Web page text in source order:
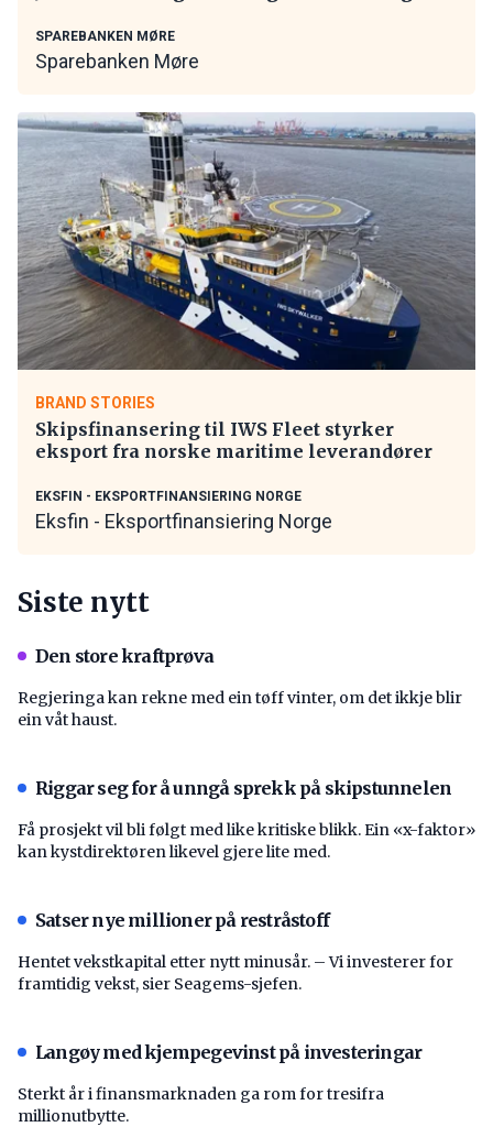
SPAREBANKEN MØRE
Sparebanken Møre
BRAND STORIES
Skipsfinansering til IWS Fleet styrker
eksport fra norske maritime leverandører
EKSFIN - EKSPORTFINANSIERING NORGE
Eksfin - Eksportfinansiering Norge
Siste nytt
Den store kraftprøva
Regjeringa kan rekne med ein tøff vinter, om det ikkje blir
ein våt haust.
Riggar seg for å unngå sprekk på skipstunnelen
Få prosjekt vil bli følgt med like kritiske blikk. Ein «x-faktor»
kan kystdirektøren likevel gjere lite med.
Satser nye millioner på restråstoff
Hentet vekstkapital etter nytt minusår. – Vi investerer for
framtidig vekst, sier Seagems-sjefen.
Langøy med kjempegevinst på investeringar
Sterkt år i finansmarknaden ga rom for tresifra
millionutbytte.